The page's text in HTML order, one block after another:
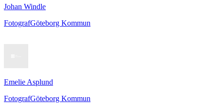
Johan Windle
FotografGöteborg Kommun
Emelie Asplund
FotografGöteborg Kommun